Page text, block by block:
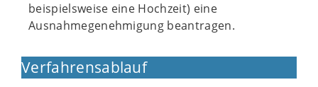
beispielsweise eine Hochzeit) eine
Ausnahmegenehmigung beantragen.
Verfahrensablauf